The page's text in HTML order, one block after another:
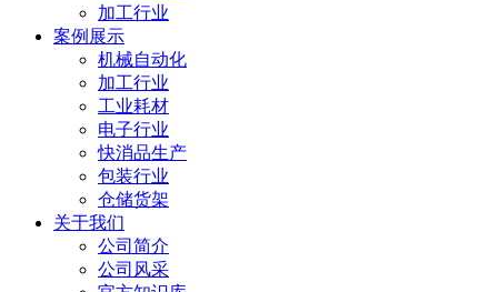
加工行业
案例展示
机械自动化
加工行业
工业耗材
电子行业
快消品生产
包装行业
仓储货架
关于我们
公司简介
公司风采